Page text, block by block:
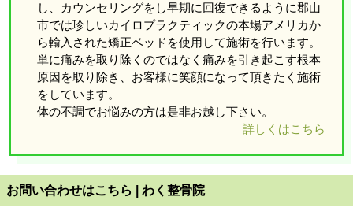
し、カウンセリングをし早期に回復できるように郡山
市では珍しいカイロプラクティックの本場アメリカか
ら輸入された矯正ベッドを使用して施術を行います。
単に痛みを取り除くのではなく痛みを引き起こす根本
原因を取り除き、お客様に笑顔になって頂きたく施術
をしています。
体の不調でお悩みの方は是非お越し下さい。
詳しくはこちら
お問い合わせはこちら | わく整骨院